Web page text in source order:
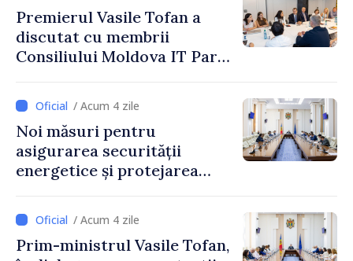
Premierul Vasile Tofan a
discutat cu membrii
Consiliului Moldova IT Park:
industriei IT”
/ Acum 4 zile
Noi măsuri pentru
asigurarea securității
energetice și protejarea
de CNMC
/ Acum 4 zile
Prim-ministrul Vasile Tofan,